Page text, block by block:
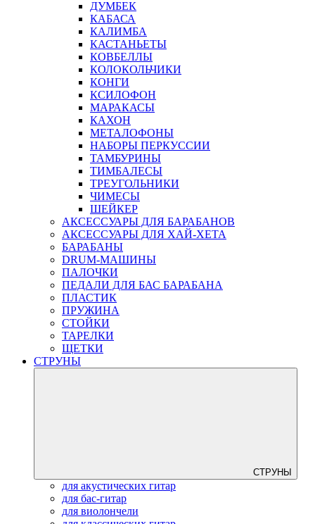
ДУМБЕК
КАБАСА
КАЛИМБА
КАСТАНЬЕТЫ
КОВБЕЛЛЫ
КОЛОКОЛЬЧИКИ
КОНГИ
КСИЛОФОН
МАРАКАСЫ
КАХОН
МЕТАЛОФОНЫ
НАБОРЫ ПЕРКУССИИ
ТАМБУРИНЫ
ТИМБАЛЕСЫ
ТРЕУГОЛЬНИКИ
ЧИМЕСЫ
ШЕЙКЕР
АКСЕССУАРЫ ДЛЯ БАРАБАНОВ
АКСЕССУАРЫ ДЛЯ ХАЙ-ХЕТА
БАРАБАНЫ
DRUM-МАШИНЫ
ПАЛОЧКИ
ПЕДАЛИ ДЛЯ БАС БАРАБАНА
ПЛАСТИК
ПРУЖИНА
СТОЙКИ
ТАРЕЛКИ
ЩЕТКИ
СТРУНЫ
СТРУНЫ
для акустических гитар
для бас-гитар
для виолончели